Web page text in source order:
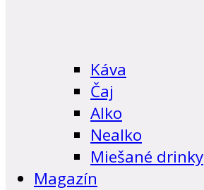
Káva
Čaj
Alko
Nealko
Miešané drinky
Magazín